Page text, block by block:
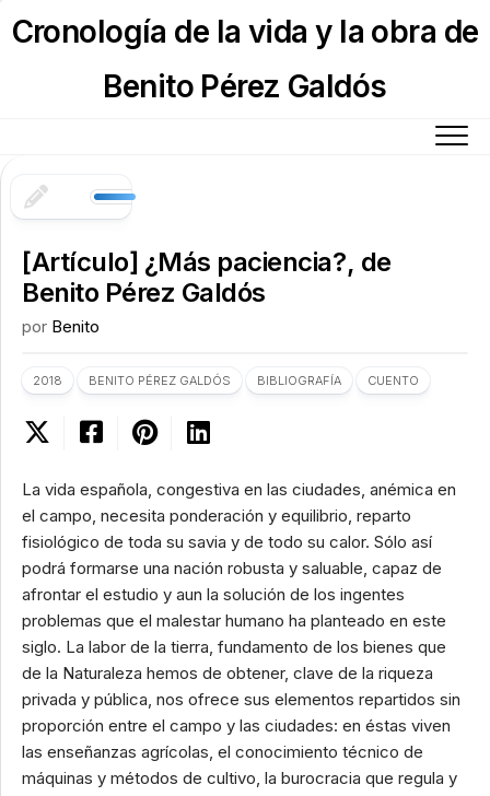
toCronología de la vida y la obra de
Benito Pérez Galdós
[Artículo] ¿Más paciencia?, de
Benito Pérez Galdós
por Benito
2018 BENITO PÉREZ GALDÓS BIBLIOGRAFÍA CUENTO
La vida española, congestiva en las ciudades, anémica en
el campo, necesita ponderación y equilibrio, reparto
fisiológico de toda su savia y de todo su calor. Sólo así
podrá formarse una nación robusta y saluable, capaz de
afrontar el estudio y aun la solución de los ingentes
problemas que el malestar humano ha planteado en este
siglo. La labor de la tierra, fundamento de los bienes que
de la Naturaleza hemos de obtener, clave de la riqueza
privada y pública, nos ofrece sus elementos repartidos sin
proporción entre el campo y las ciudades: en éstas viven
las enseñanzas agrícolas, el conocimiento técnico de
máquinas y métodos de cultivo, la burocracia que regula y